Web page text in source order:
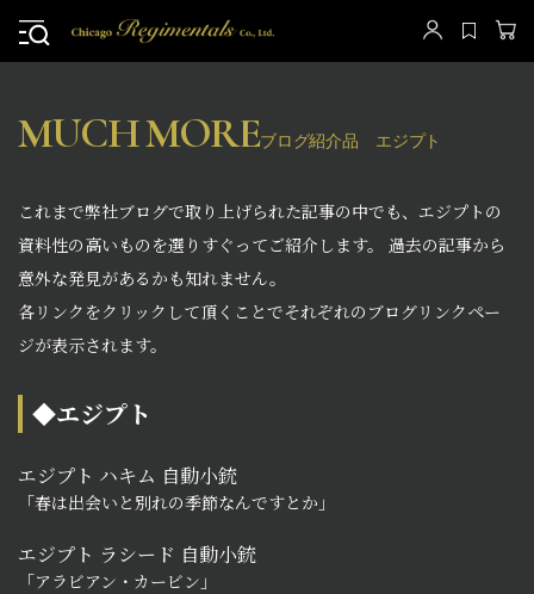
MUCH MOREブログ紹介品 エジプト
これまで弊社ブログで取り上げられた記事の中でも、エジプトの
資料性の高いものを選りすぐってご紹介します。 過去の記事から
意外な発見があるかも知れません。
各リンクをクリックして頂くことでそれぞれのブログリンクペー
ジが表示されます。
◆エジプト
エジプト ハキム 自動小銃
「春は出会いと別れの季節なんですとか」
エジプト ラシード 自動小銃
「アラビアン・カービン」